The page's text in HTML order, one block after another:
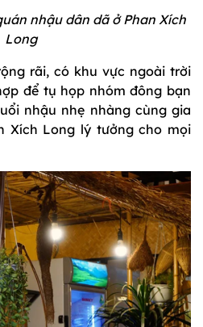
nhậu dân dã ở Phan Xích
Long
rãi, có khu vực ngoài trời
để tụ họp nhóm đông bạn
nhậu nhẹ nhàng cùng gia
Xích Long lý tưởng cho mọi